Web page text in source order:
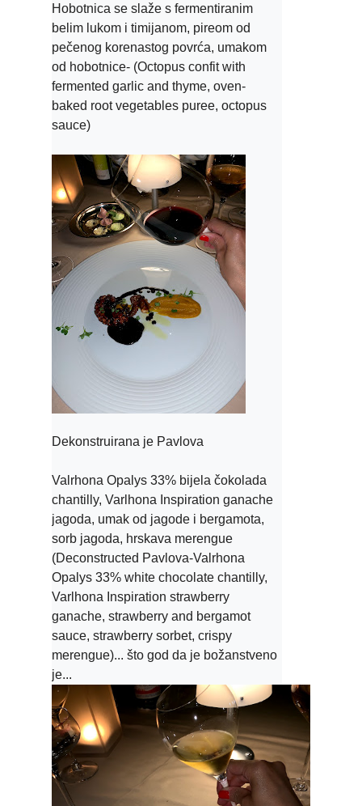
Hobotnica se slaže s fermentiranim
belim lukom i timijanom, pireom od
pečenog korenastog povrća, umakom
od hobotnice- (Octopus confit with
fermented garlic and thyme, oven-
baked root vegetables puree, octopus
Dekonstruirana je Pavlova
Valrhona Opalys 33% bijela čokolada
chantilly, Varlhona Inspiration ganache
jagoda, umak od jagode i bergamota,
sorb jagoda, hrskava merengue
(Deconstructed Pavlova-Valrhona
Opalys 33% white chocolate chantilly,
Varlhona Inspiration strawberry
ganache, strawberry and bergamot
sauce, strawberry sorbet, crispy
merengue)... što god da je božanstveno
je...